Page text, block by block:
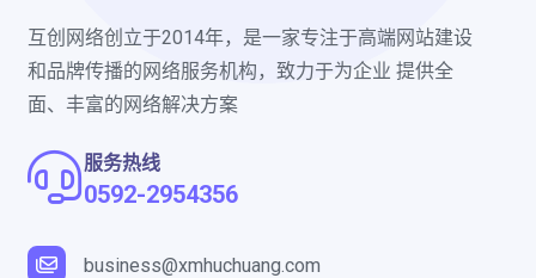
互创网络创立于2014年，是一家专注于高端网站建设
和品牌传播的网络服务机构，致力于为企业 提供全
面、丰富的网络解决方案
服务热线
0592-2954356
business@xmhuchuang.com